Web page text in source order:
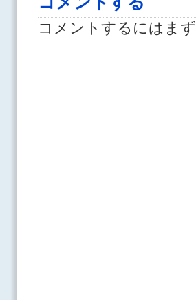
コメントするにはまず